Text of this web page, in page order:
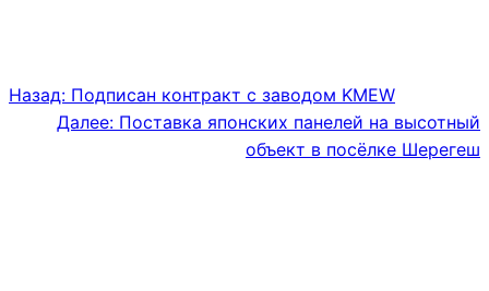
Назад: Подписан контракт с заводом KMEW
Далее: Поставка японских панелей на высотный
объект в посёлке Шерегеш